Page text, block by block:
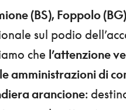
(BS), Foppolo
sul podio
che l’attenzione
amministrazioni di
arancione: